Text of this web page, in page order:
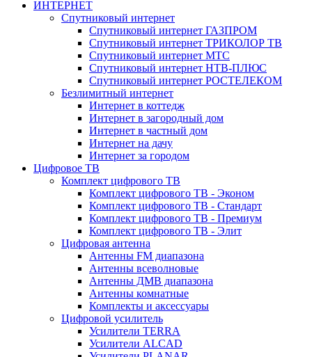
ИНТЕРНЕТ
Спутниковый интернет
Спутниковый интернет ГАЗПРОМ
Спутниковый интернет ТРИКОЛОР ТВ
Спутниковый интернет МТС
Спутниковый интернет НТВ-ПЛЮС
Спутниковый интернет РОСТЕЛЕКОМ
Безлимитный интернет
Интернет в коттедж
Интернет в загородный дом
Интернет в частный дом
Интернет на дачу
Интернет за городом
Цифровое ТВ
Комплект цифрового ТВ
Комплект цифрового ТВ - Эконом
Комплект цифрового ТВ - Стандарт
Комплект цифрового ТВ - Премиум
Комплект цифрового ТВ - Элит
Цифровая антенна
Антенны FM диапазона
Антенны всеволновые
Антенны ДМВ диапазона
Антенны комнатные
Комплекты и аксессуары
Цифровой усилитель
Усилители TERRA
Усилители ALCAD